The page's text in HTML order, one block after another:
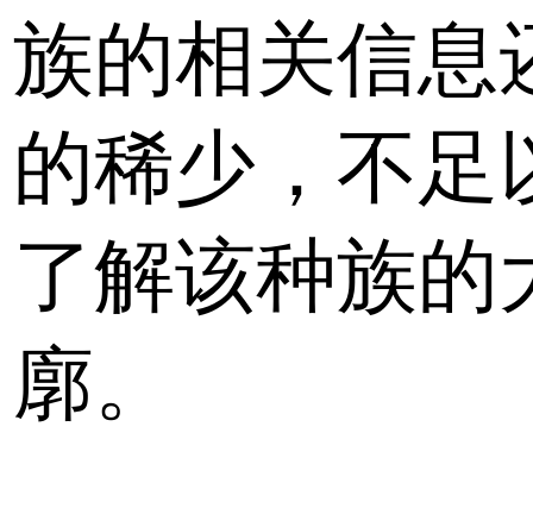
族的相关信息
的稀少，不足
了解该种族的
廓。